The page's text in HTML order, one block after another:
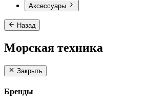
Аксессуары
Назад
Морская техника
Закрыть
Бренды